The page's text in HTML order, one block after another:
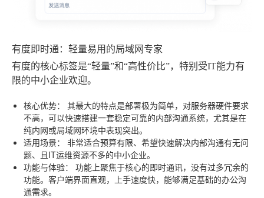
有度即时通：轻量易用的局域网专家
有度的核心标签是“轻量”和“高性价比”，特别受IT能力有
限的中小企业欢迎。
核心优势：
其最大的特点是部署极为简单，对服务器硬件要求
不高，可以快速搭建一套稳定可靠的内部沟通系统，尤其是在
纯内网或局域网环境中表现突出。
适用场景：
非常适合预算有限、希望快速解决内部沟通有无问
题、且IT运维资源不多的中小企业。
功能与体验：
功能上聚焦于核心的即时通讯，没有过多冗余的
功能。客户端界面直观，上手速度快，能够满足基础的办公沟
通需求。